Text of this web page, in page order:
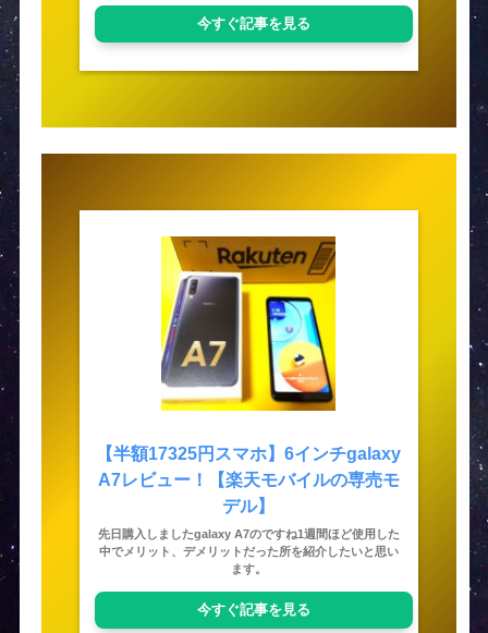
今すぐ記事を見る
【半額17325円スマホ】6インチgalaxy
A7レビュー！【楽天モバイルの専売モ
デル】
先日購入しましたgalaxy A7のですね1週間ほど使用した
中でメリット、デメリットだった所を紹介したいと思い
ます。
今すぐ記事を見る